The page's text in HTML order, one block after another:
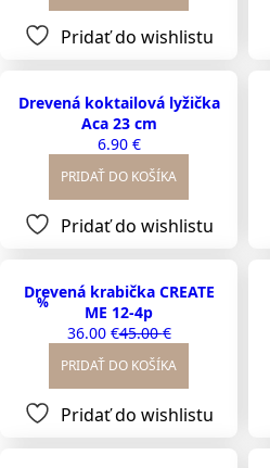
Pridať do wishlistu
Drevená koktailová lyžička
Aca 23 cm
6.90 €
PRIDAŤ DO KOŠÍKA
Pridať do wishlistu
%
Drevená krabička CREATE
ME 12-4p
45.00€
Original
price
45.00 €.
36.00 €Current
price
36.00 €.
PRIDAŤ DO KOŠÍKA
Pridať do wishlistu